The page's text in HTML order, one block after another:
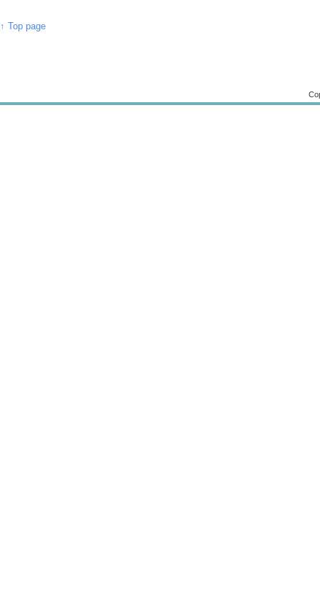
↑ Top page